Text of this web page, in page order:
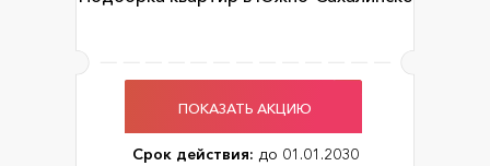
ПОКАЗАТЬ АКЦИЮ
Срок действия: до 01.01.2030